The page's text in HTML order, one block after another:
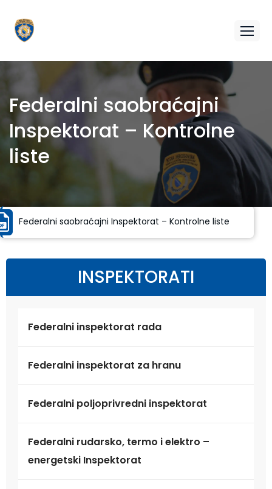
Federalni saobraćajni
Inspektorat – Kontrolne
liste
Federalni saobraćajni Inspektorat – Kontrolne liste
INSPEKTORATI
Federalni inspektorat rada
Federalni inspektorat za hranu
Federalni poljoprivredni inspektorat
Federalni rudarsko, termo i elektro –
energetski Inspektorat